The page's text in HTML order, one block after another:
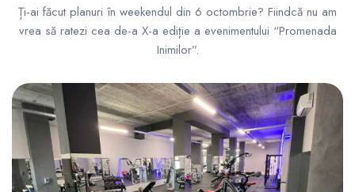
Ți-ai făcut planuri în weekendul din 6 octombrie? Fiindcă nu am
vrea să ratezi cea de-a X-a ediție a evenimentului “Promenada
Inimilor”.